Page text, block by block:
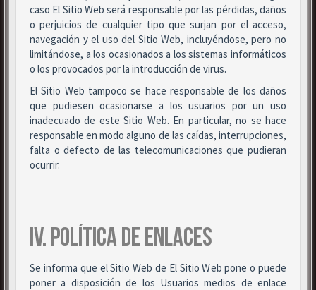
caso El Sitio Web será responsable por las pérdidas, daños
o perjuicios de cualquier tipo que surjan por el acceso,
navegación y el uso del Sitio Web, incluyéndose, pero no
limitándose, a los ocasionados a los sistemas informáticos
o los provocados por la introducción de virus.
El Sitio Web tampoco se hace responsable de los daños
que pudiesen ocasionarse a los usuarios por un uso
inadecuado de este Sitio Web. En particular, no se hace
responsable en modo alguno de las caídas, interrupciones,
falta o defecto de las telecomunicaciones que pudieran
ocurrir.
IV. POLÍTICA DE ENLACES
Se informa que el Sitio Web de El Sitio Web pone o puede
poner a disposición de los Usuarios medios de enlace